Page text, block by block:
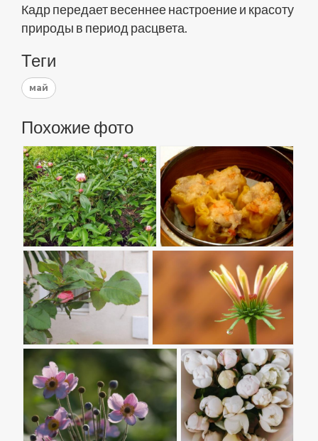
Кадр передает весеннее настроение и красоту
природы в период расцвета.
Теги
май
Похожие фото